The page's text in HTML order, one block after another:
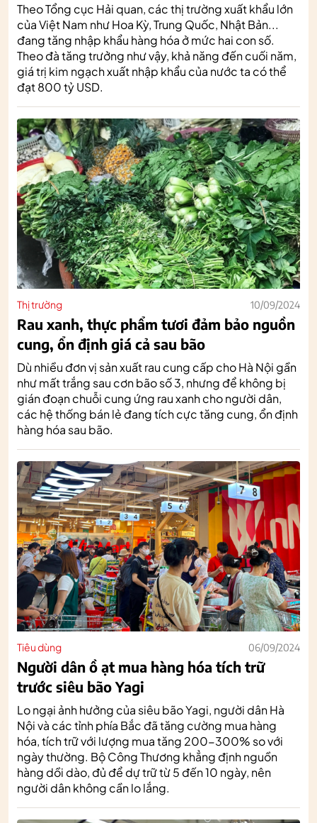
Theo Tổng cục Hải quan, các thị trường xuất khẩu lớn
của Việt Nam như Hoa Kỳ, Trung Quốc, Nhật Bản...
đang tăng nhập khẩu hàng hóa ở mức hai con số.
Theo đà tăng trưởng như vậy, khả năng đến cuối năm,
giá trị kim ngạch xuất nhập khẩu của nước ta có thể
đạt 800 tỷ USD.
Thị trường 10/09/2024
Rau xanh, thực phẩm tươi đảm bảo nguồn
cung, ổn định giá cả sau bão
Dù nhiều đơn vị sản xuất rau cung cấp cho Hà Nội gần
như mất trắng sau cơn bão số 3, nhưng để không bị
gián đoạn chuỗi cung ứng rau xanh cho người dân,
các hệ thống bán lẻ đang tích cực tăng cung, ổn định
hàng hóa sau bão.
Tiêu dùng 06/09/2024
Người dân ồ ạt mua hàng hóa tích trữ
trước siêu bão Yagi
Lo ngại ảnh hưởng của siêu bão Yagi, người dân Hà
Nội và các tỉnh phía Bắc đã tăng cường mua hàng
hóa, tích trữ với lượng mua tăng 200-300% so với
ngày thường. Bộ Công Thương khẳng định nguồn
hàng dồi dào, đủ để dự trữ từ 5 đến 10 ngày, nên
người dân không cần lo lắng.